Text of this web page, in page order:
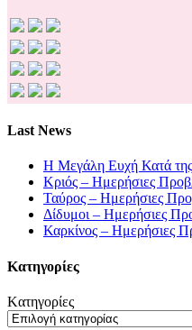
Last News
Η Μεγάλη Ευχή Κατά
Κριός – Ημερήσιες
Ταύρος – Ημερήσιες
Δίδυμοι – Ημερήσιες
Καρκίνος – Ημερήσιες
Kατηγορίες
Kατηγορίες